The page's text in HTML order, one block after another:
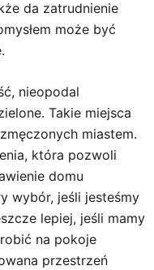
da zatrudnienie
może być
nieopodal
Takie miejsca
miastem.
która pozwoli
domu
wybór, jeśli jesteśmy
lepiej, jeśli mamy
na pokoje
przestrzeń